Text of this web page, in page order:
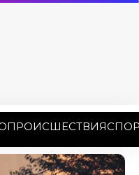
ПРОИСШЕСТВИЯ